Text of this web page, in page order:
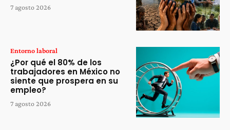
7 agosto 2026
Entorno laboral
¿Por qué el 80% de los
trabajadores en México no
siente que prospera en su
empleo?
7 agosto 2026